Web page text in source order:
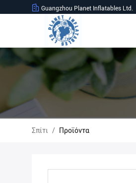
Guangzhou Planet Inflatables Ltd.
Σπίτι / Προϊόντα